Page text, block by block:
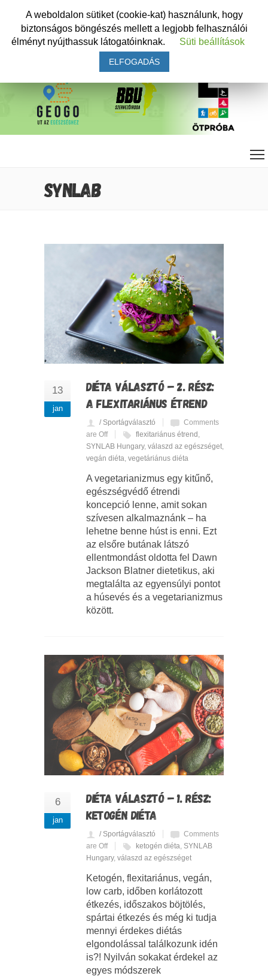
SYNLAB
13
jan
DIÉTA VÁLASZTÓ – 2. RÉSZ:
A FLEXITARIÁNUS ÉTREND
/ Sportágválasztó
Comments
are Off
flexitariánus étrend ,
SYNLAB Hungary, válaszd az egészséget,
vegán diéta, vegetáriánus diéta
A vegetarianizmus egy kitűnő,
egészségvédő étrendi
koncepció lenne, amit sokan
szívesen alkalmaznánk – ha
lehetne benne húst is enni. Ezt
az elsőre butának látszó
ellentmondást oldotta fel Dawn
Jackson Blatner dietetikus, aki
megtalálta az egyensúlyi pontot
a húsevés és a vegetarianizmus
között.
6
jan
DIÉTA VÁLASZTÓ – 1. RÉSZ:
KETOGÉN DIÉTA
/ Sportágválasztó
Comments
are Off
ketogén diéta SYNLAB
Hungary, válaszd az egészséget
Ketogén, flexitariánus, vegán,
low carb, időben korlátozott
étkezés, időszakos böjtölés,
spártai étkezés és még ki tudja
mennyi érdekes diétás
elgondolással találkozunk idén
is?! Nyilván sokakat érdekel az
egyes módszerek
A weboldalon sütiket (cookie-kat) használunk, hogy
biztonságos böngészés mellett a legjobb felhasználói
élményt nyújthassuk látogatóinknak.
Süti beállítások
ELFOGADÁS